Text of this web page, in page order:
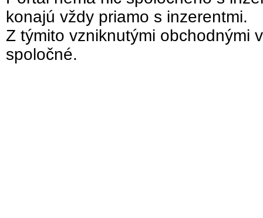
konajú vždy priamo s inzerentmi.
Z týmito vzniknutými obchodnými
spoločné.